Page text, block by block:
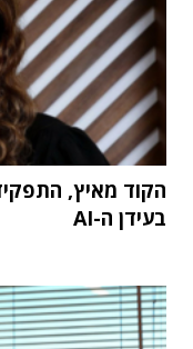
הקוד מאיץ,
בעידן ה-AI